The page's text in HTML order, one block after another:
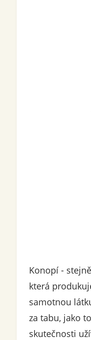
Konopí -
která
samotnou
za tabu, jako
skutečnosti